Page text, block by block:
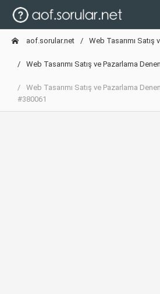
aof.sorular.net Web Tasarımı Satış
Web Tasarımı Satış ve Pazarlama
Web Tasarımı Satış ve Pazarlama
#380061